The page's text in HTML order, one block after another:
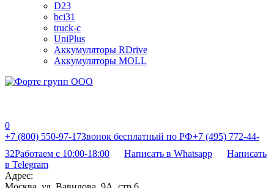
D23
bci31
truck-c
UniPlus
Аккумуляторы RDrive
Аккумуляторы MOLL
0
+7 (800) 550-97-17Звонок бесплатный по РФ+7 (495) 772-44-
32Работаем с 10:00-18:00 Написать в Whatsapp
Написать
в Telegram
Адрес: